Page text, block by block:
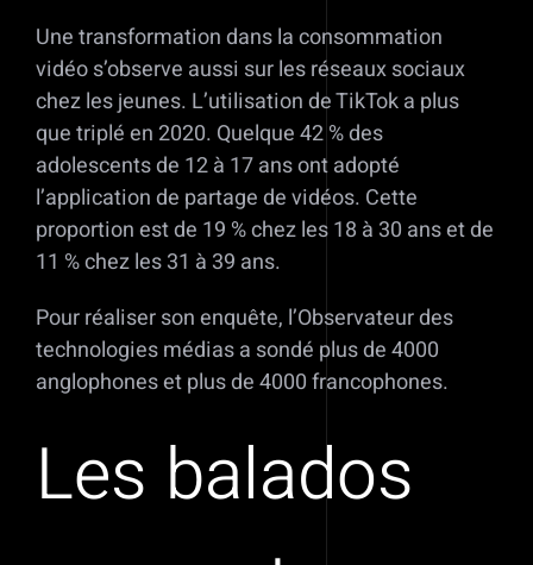
Une transformation dans la consommation
vidéo s’observe aussi sur les réseaux sociaux
chez les jeunes. L’utilisation de TikTok a plus
que triplé en 2020. Quelque 42 % des
adolescents de 12 à 17 ans ont adopté
l’application de partage de vidéos. Cette
proportion est de 19 % chez les 18 à 30 ans et de
11 % chez les 31 à 39 ans.
Pour réaliser son enquête, l’Observateur des
technologies médias a sondé plus de 4000
anglophones et plus de 4000 francophones.
Les balados